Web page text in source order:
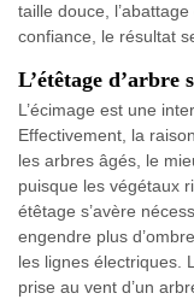
taille douce,
confiance, le résultat
L’étêtage d’arbre
L’écimage est une
Effectivement, la
les arbres âgés, le
puisque les végétaux
étêtage s’avère
engendre plus
les lignes électriques.
prise au vent d’un